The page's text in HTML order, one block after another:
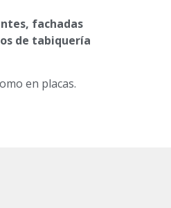
fachadas
de tabiquería
en placas.